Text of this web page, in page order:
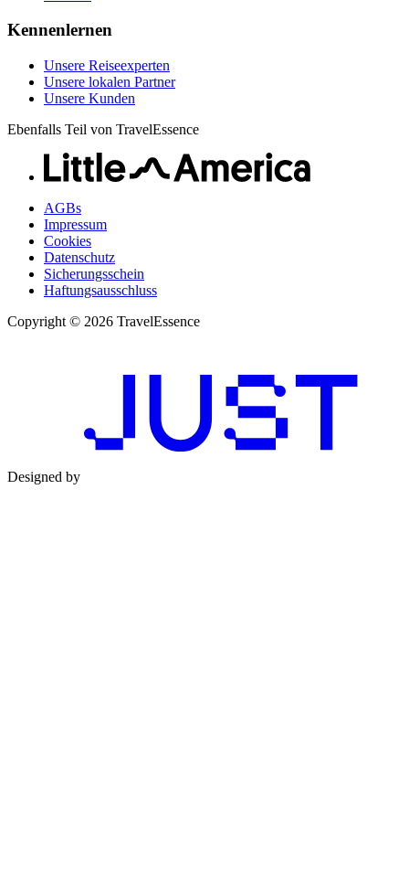
Kennenlernen
Unsere Reiseexperten
Unsere lokalen Partner
Unsere Kunden
Ebenfalls Teil von TravelEssence
AGBs
Impressum
Cookies
Datenschutz
Sicherungsschein
Haftungsausschluss
Copyright © 2026 TravelEssence
Designed by